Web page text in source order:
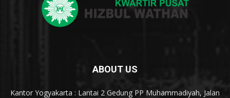
ABOUT US
Kantor Yogyakarta : Lantai 2 Gedung PP Muhammadiyah, Jalan